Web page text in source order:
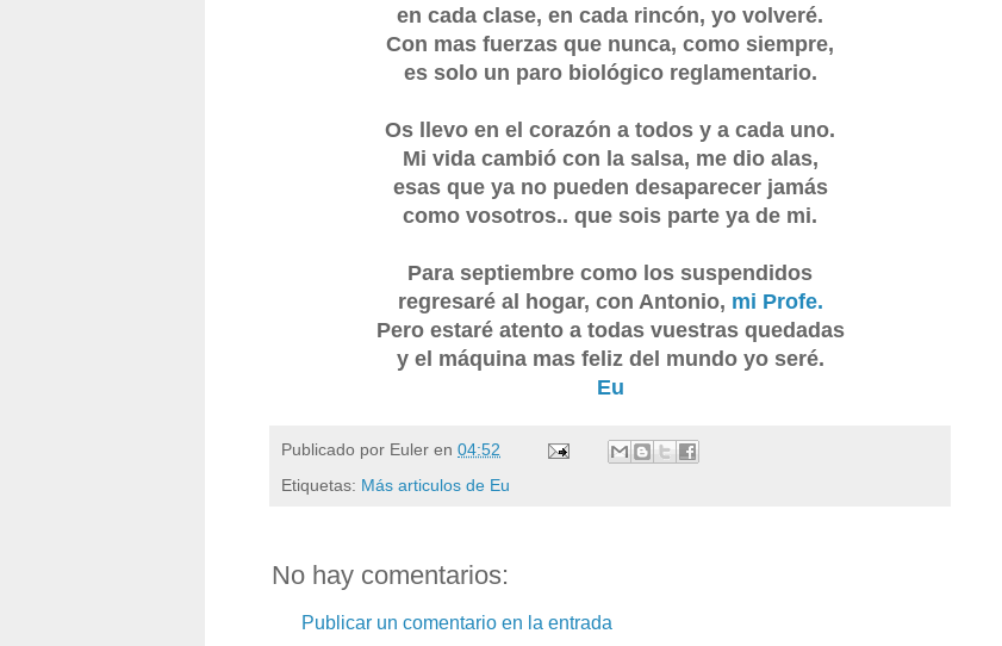
en cada clase, en cada rincón, yo volveré.
Con mas fuerzas que nunca, como siempre,
es solo un paro biológico reglamentario.
Os llevo en el corazón a todos y a cada uno.
Mi vida cambió con la salsa, me dio alas,
esas que ya no pueden desaparecer jamás
como vosotros.. que sois parte ya de mi.
Para septiembre como los suspendidos
regresaré al hogar, con Antonio, mi Profe.
Pero estaré atento a todas vuestras quedadas
y el máquina mas feliz del mundo yo seré.
Eu
Publicado por Euler en 04:52
Etiquetas: Más articulos de Eu
No hay comentarios:
Publicar un comentario en la entrada